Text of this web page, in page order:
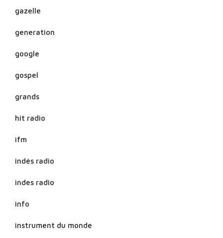
gazelle
generation
google
gospel
grands
hit radio
ifm
indés radio
indes radio
info
instrument du monde